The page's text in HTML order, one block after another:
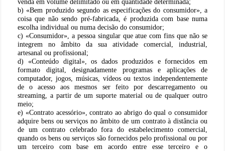
venda em volume delimitado ou em quantidade determinada;
b) «Bem produzido segundo as especificações do consumidor», a
coisa que não sendo pré-fabricada, é produzida com base numa
escolha individual ou numa decisão do consumidor;
c) «Consumidor», a pessoa singular que atue com fins que não se
integrem no âmbito da sua atividade comercial, industrial,
artesanal ou profissional;
d) «Conteúdo digital», os dados produzidos e fornecidos em
formato digital, designadamente programas e aplicações de
computador, jogos, músicas, vídeos ou textos independentemente
de o acesso aos mesmos ser feito por descarregamento ou
streaming, a partir de um suporte material ou de qualquer outro
meio;
e) «Contrato acessório», contrato ao abrigo do qual o consumidor
adquire bens ou serviços no âmbito de um contrato à distância ou
de um contrato celebrado fora do estabelecimento comercial,
quando os bens ou serviços são fornecidos pelo profissional ou por
um terceiro com base em acordo entre esse terceiro e o